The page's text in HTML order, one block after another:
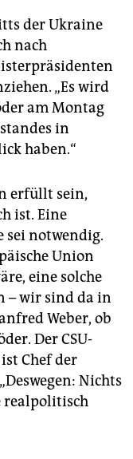
der Ukraine
nach
„Es wird
am Montag
in
haben.“
erfüllt sein,
ist. Eine
sei notwendig.
Union
eine solche
– wir sind da in
Weber, ob
Der CSU-
Chef der
Nichts
realpolitisch